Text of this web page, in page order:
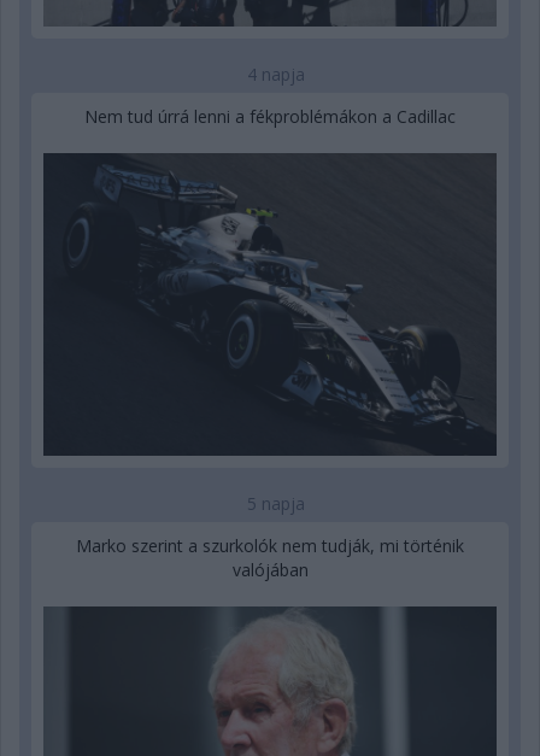
4 napja
Nem tud úrrá lenni a fékproblémákon a Cadillac
5 napja
Marko szerint a szurkolók nem tudják, mi történik
valójában